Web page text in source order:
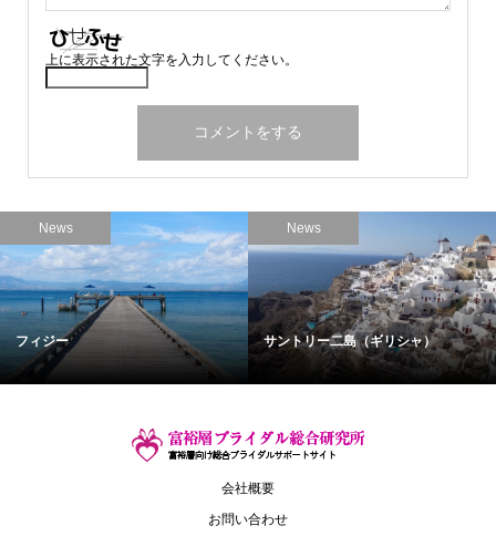
上に表示された文字を入力してください。
News
フィジー
News
サントリー二島（ギリシャ）
会社概要
お問い合わせ